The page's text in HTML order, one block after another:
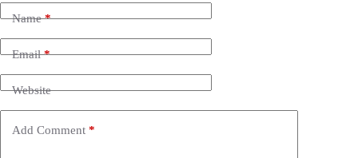
Name*
Email*
Website
Add Comment *